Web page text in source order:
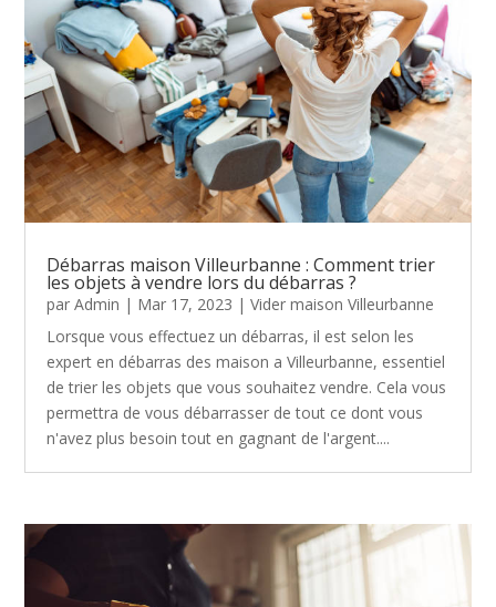
Débarras maison Villeurbanne : Comment trier
les objets à vendre lors du débarras ?
parAdmin | Mar 17, 2023 |Vider maison Villeurbanne
Lorsque vous effectuez un débarras, il est selon les
expert en débarras des maison a Villeurbanne, essentiel
de trier les objets que vous souhaitez vendre. Cela vous
permettra de vous débarrasser de tout ce dont vous
n'avez plus besoin tout en gagnant de l'argent....